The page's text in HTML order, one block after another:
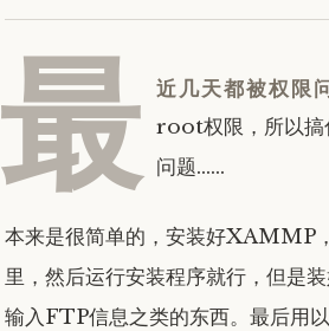
最 近几天都被权限
root权限，所以搞
问题……
本来是很简单的，安装好
里，然后运行安装程序就行，但是
输入FTP信息之类的东西。最后用